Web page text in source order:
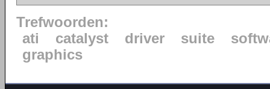
Trefwoorden:
ati
catalyst driver suite
graphics